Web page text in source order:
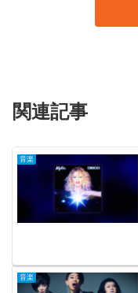
関連記事
音楽
音楽